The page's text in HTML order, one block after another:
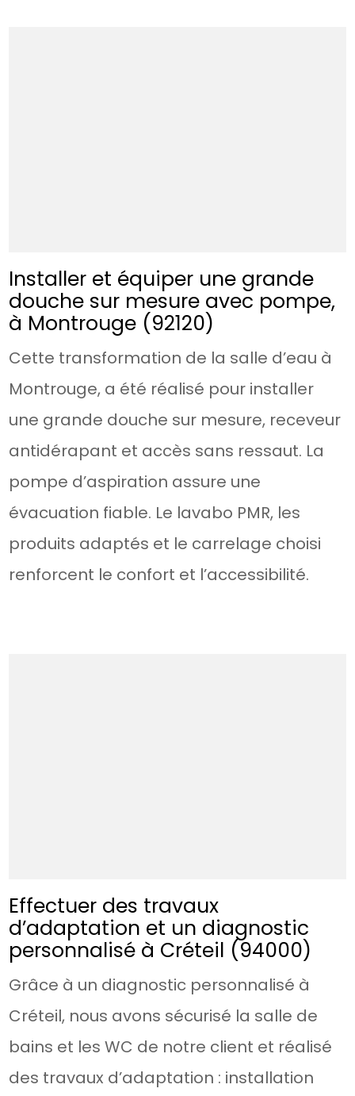
Installer et équiper une grande
douche sur mesure avec pompe,
à Montrouge (92120)
Cette transformation de la salle d’eau à
Montrouge, a été réalisé pour installer
une grande douche sur mesure, receveur
antidérapant et accès sans ressaut. La
pompe d’aspiration assure une
évacuation fiable. Le lavabo PMR, les
produits adaptés et le carrelage choisi
renforcent le confort et l’accessibilité.
Effectuer des travaux
d’adaptation et un diagnostic
personnalisé à Créteil (94000)
Grâce à un diagnostic personnalisé à
Créteil, nous avons sécurisé la salle de
bains et les WC de notre client et réalisé
des travaux d’adaptation : installation